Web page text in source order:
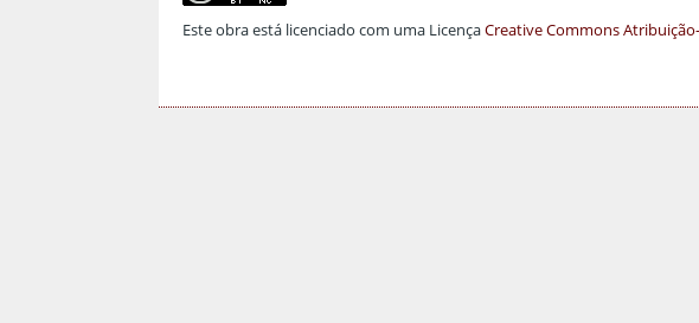
Este obra está licenciado com uma LicençaCreative Commons